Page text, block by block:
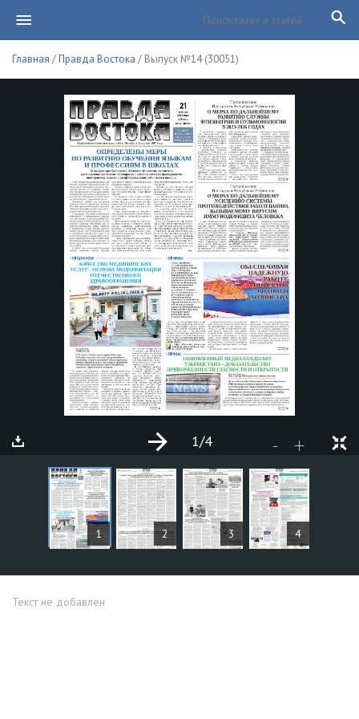
Главная /Правда Востока / Выпуск №14 (30051)
1 2 3 4
- +
1/4
СТАТЬИ
Текст не добавлен